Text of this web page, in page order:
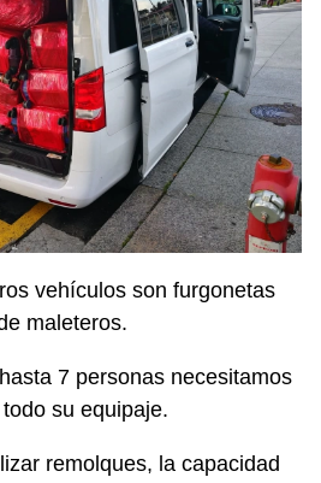
vehículos son furgonetas
maleteros.
7 personas necesitamos
su equipaje.
remolques, la capacidad